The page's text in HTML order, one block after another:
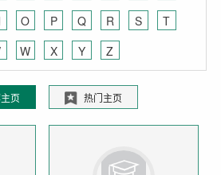
O P Q R S
T
W X Y Z
页 热门主页